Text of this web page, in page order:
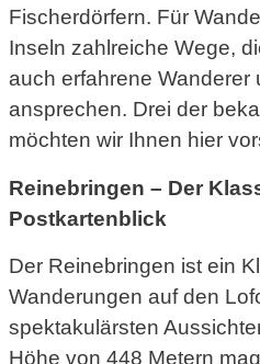
Fischerdörfern. Für
Inseln zahlreiche Wege,
auch erfahrene Wanderer
ansprechen. Drei der
möchten wir Ihnen hier
Reinebringen – Der
Postkartenblick
Der Reinebringen ist ein
Wanderungen auf den
spektakulärsten
Höhe von 448 Metern